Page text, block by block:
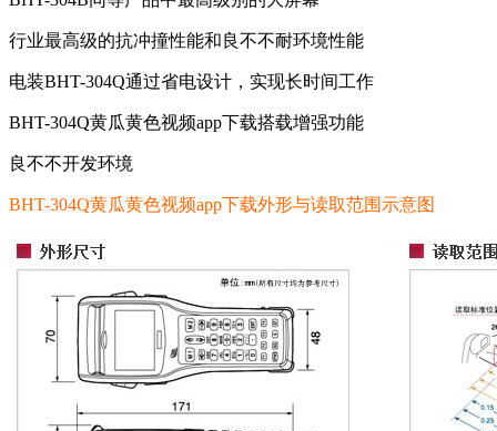
行业最高级的抗冲撞性能和良不不耐环境性能
电装BHT-304Q通过省电设计，实现长时间工作
BHT-304Q黄瓜黄色视频app下载搭载增强功能
良不不开发环境
BHT-304Q黄瓜黄色视频app下载外形与读取范围示意图